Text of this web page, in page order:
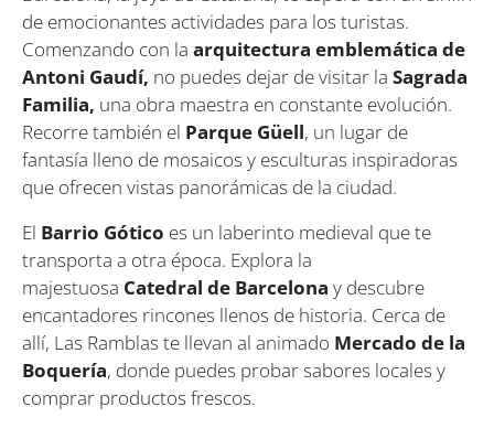
de emocionantes actividades para los turistas.
Comenzando con la arquitectura emblemática de
Antoni Gaudí, no puedes dejar de visitar la Sagrada
Familia, una obra maestra en constante evolución.
Recorre también el Parque Güell, un lugar de
fantasía lleno de mosaicos y esculturas inspiradoras
que ofrecen vistas panorámicas de la ciudad.
El Barrio Gótico es un laberinto medieval que te
transporta a otra época. Explora la
majestuosa Catedral de Barcelona y descubre
encantadores rincones llenos de historia. Cerca de
allí, Las Ramblas te llevan al animado Mercado de la
Boquería, donde puedes probar sabores locales y
comprar productos frescos.